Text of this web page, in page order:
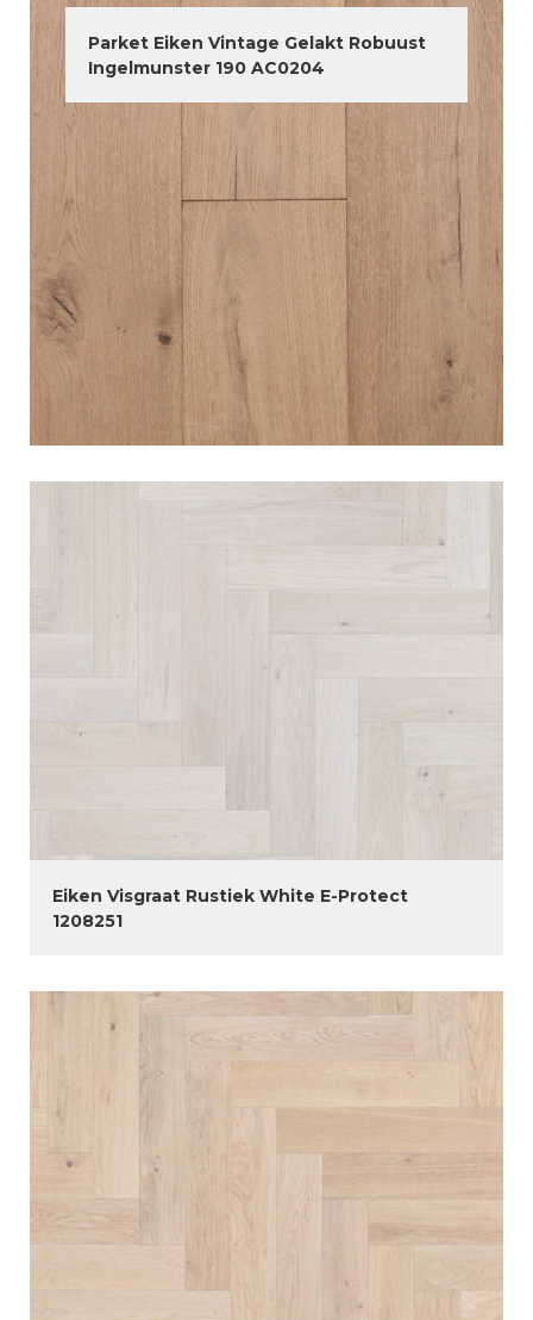
Parket Eiken Vintage Gelakt Robuust
Ingelmunster 190 AC0204
Eiken Visgraat Rustiek White E-Protect
1208251